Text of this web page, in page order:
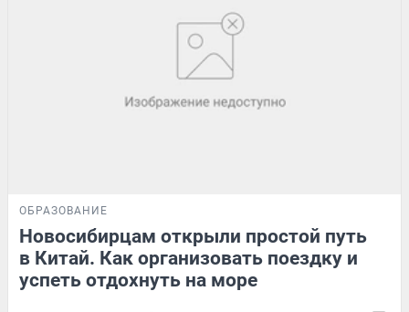
ОБРАЗОВАНИЕ
Новосибирцам открыли простой путь
в Китай. Как организовать поездку и
успеть отдохнуть на море